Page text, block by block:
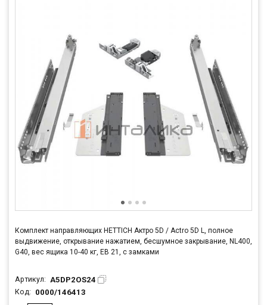
Комплект направляющих HETTICH Актро 5D / Actro 5D L, полное
выдвижение, открывание нажатием, бесшумное закрывание, NL400,
G40, вес ящика 10-40 кг, ЕВ 21, с замками
Артикул: A5DP2OS24
Код: 0000/146413